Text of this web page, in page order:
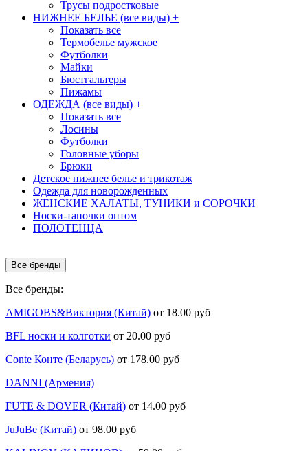
Трусы подростковые
НИЖНЕЕ БЕЛЬЕ (все виды) +
Показать все
Термобелье мужское
Футболки
Майки
Бюстгальтеры
Пижамы
ОДЕЖДА (все виды) +
Показать все
Лосины
Футболки
Головные уборы
Брюки
Детское нижнее белье и трикотаж
Одежда для новорожденных
ЖЕНСКИЕ ХАЛАТЫ, ТУНИКИ и СОРОЧКИ
Носки-тапочки оптом
ПОЛОТЕНЦА
Все бренды
Все бренды:
AMIGOBS&Виктория (Китай) от 18.00 руб
BFL носки и колготки от 20.00 руб
Conte Конте (Беларусь) от 178.00 руб
DANNI (Армения)
FUTE & DOVER (Китай) от 14.00 руб
JuJuBe (Китай) от 98.00 руб